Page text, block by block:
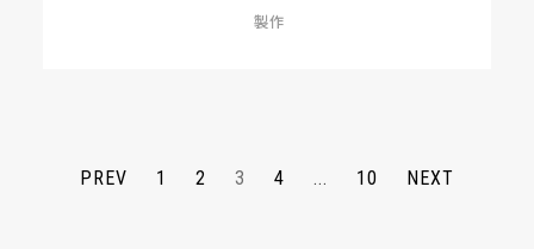
製作
PREV 1 2 3 4 ... 10 NEXT